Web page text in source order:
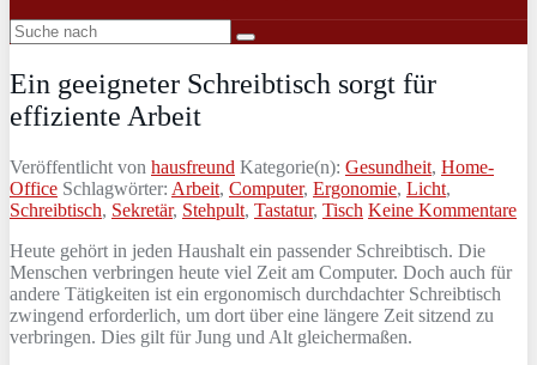
Ein geeigneter Schreibtisch sorgt für
effiziente Arbeit
Veröffentlicht von hausfreund Kategorie(n): Gesundheit, Home-
Office Schlagwörter: Arbeit, Computer, Ergonomie, Licht,
Schreibtisch, Sekretär, Stehpult, Tastatur, Tisch Keine Kommentare
Heute gehört in jeden Haushalt ein passender Schreibtisch. Die
Menschen verbringen heute viel Zeit am Computer. Doch auch für
andere Tätigkeiten ist ein ergonomisch durchdachter Schreibtisch
zwingend erforderlich, um dort über eine längere Zeit sitzend zu
verbringen. Dies gilt für Jung und Alt gleichermaßen.